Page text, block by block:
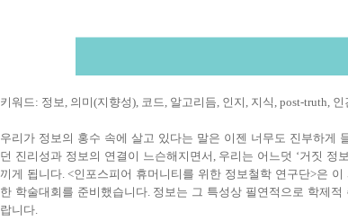
키워드: 정보, 의미(지향성), 코드, 알고리듬, 인지 , 지식 , post-truth, 인
우리가 정보의 홍수 속에 살고 있다는 말은 이젠 너무도 진부하게
던 진리성과 정보의 연결이 느슨해지면서 , 우리는 어느덧 ‘거짓 정보
끼게 됩니다. <인포스피어 휴머니티를 위한 정보철학 연구단>은 이
한 학술대회를 준비했습니다. 정보는 그 특성상 필연적으로 학제적
랍니다.